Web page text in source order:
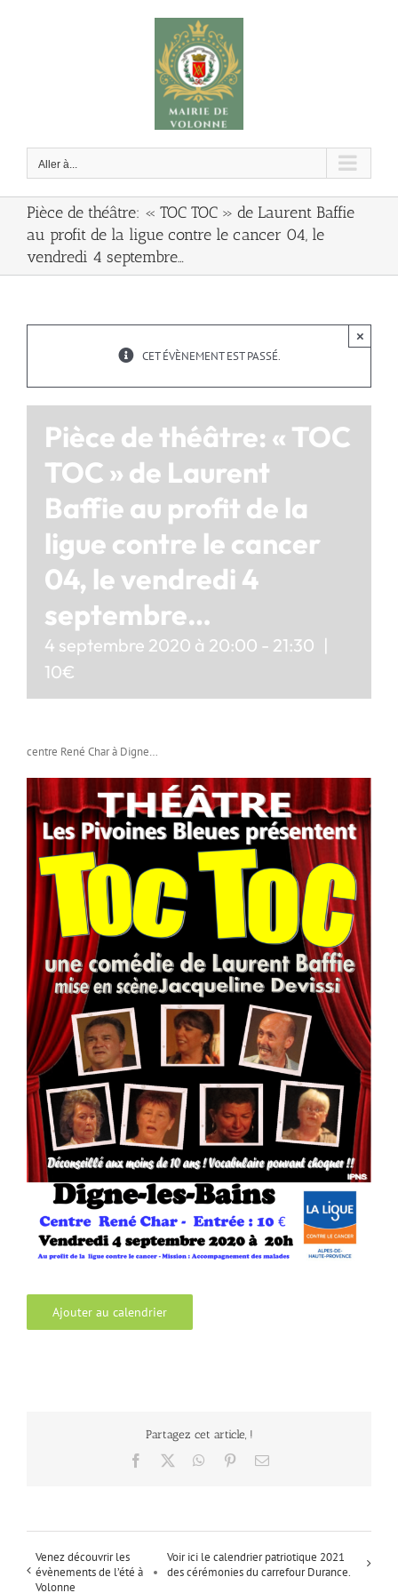
Aller à...
Pièce de théâtre: « TOC TOC » de Laurent Baffie
au profit de la ligue contre le cancer 04, le
vendredi 4 septembre…
CET ÉVÈNEMENT EST PASSÉ.
×
Pièce de théâtre: « TOC
TOC » de Laurent
Baffie au profit de la
ligue contre le cancer
04, le vendredi 4
septembre…
4 septembre 2020 à 20:00 - 21:30 |
10€
centre René Char à Digne…
Ajouter au calendrier
Partagez cet article, !
Facebook WhatsApp
PinterestEmail
Venez découvrir les
évènements de l’été à
Volonne
Voir ici le calendrier patriotique 2021
des cérémonies du carrefour Durance.